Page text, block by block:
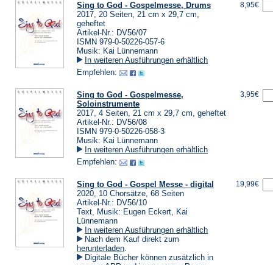
Sing to God - Gospelmesse, Drums
2017, 20 Seiten, 21 cm x 29,7 cm,
geheftet
Artikel-Nr.: DV56/07
ISMN 979-0-50226-057-6
Musik: Kai Lünnemann
In weiteren Ausführungen erhältlich
Empfehlen:
8,95€
Sing to God - Gospelmesse,
Soloinstrumente
2017, 4 Seiten, 21 cm x 29,7 cm, geheftet
Artikel-Nr.: DV56/08
ISMN 979-0-50226-058-3
Musik: Kai Lünnemann
In weiteren Ausführungen erhältlich
Empfehlen:
3,95€
Sing to God - Gospel Messe - digital
2020, 10 Chorsätze, 68 Seiten
Artikel-Nr.: DV56/10
Text, Musik: Eugen Eckert, Kai
Lünnemann
In weiteren Ausführungen erhältlich
Nach dem Kauf direkt zum
herunterladen(Öffnet
in
.
Digitale Bücher können zusätzlich in
19,99€